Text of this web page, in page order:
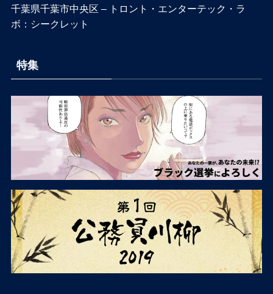
千葉県千葉市中央区 – トロント・エンターテック・ラ
ボ：シークレット
特集